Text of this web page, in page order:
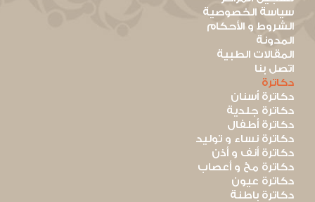
سياسة الخصوصية
الشروط و الأحكام
المدونة
المقالات الطبية
اتصل بنا
دكاترة
دكاترة أسنان
دكاترة جلدية
دكاترة أطفال
دكاترة نساء و توليد
دكاترة أنف و أذن
دكاترة مخ و أعصاب
دكاترة عيون
دكاترة باطنة